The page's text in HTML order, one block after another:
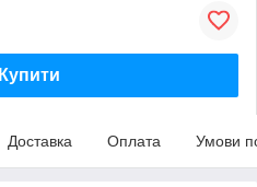
Купити
Доставка Оплата Умови